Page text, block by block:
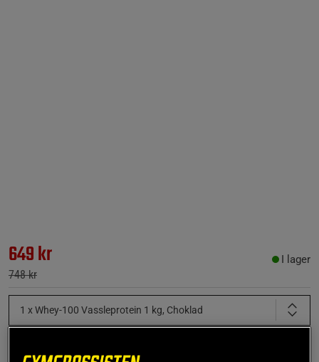
649 kr
748 kr
I lager
1 x Whey-100 Vassleprotein 1 kg, Choklad
1 x Kreatin Monohydrat 500 g, OS